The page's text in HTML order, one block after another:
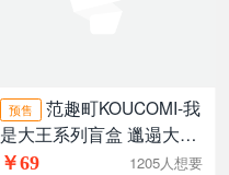
预售
范趣町KOUCOMI-我
是大王系列盲盒 邋遢大王
毛绒
￥69 1205人想要